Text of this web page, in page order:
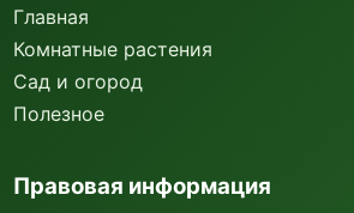
Главная
Комнатные растения
Сад и огород
Полезное
Правовая информация